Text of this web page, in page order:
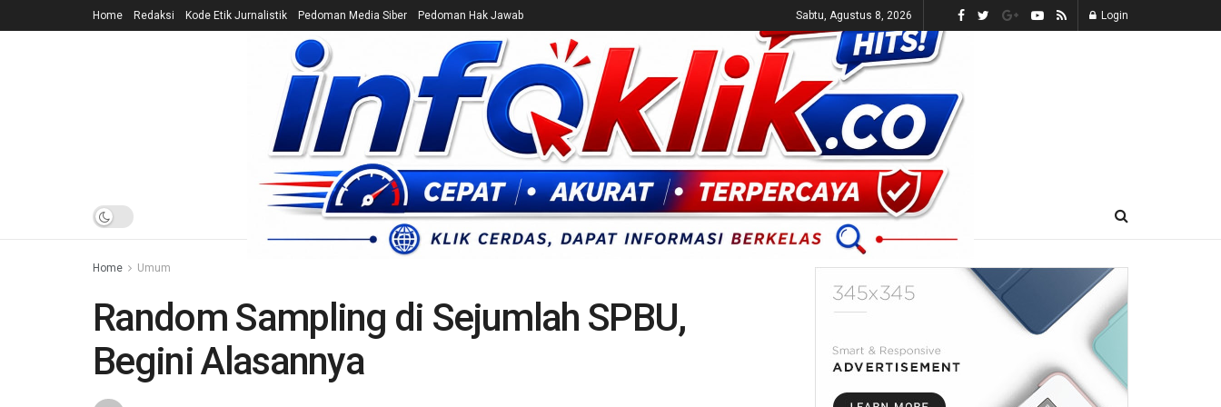
Home Redaksi Kode Etik Jurnalistik Pedoman Media Siber Pedoman Hak Jawab Sabtu, Agustus 8, 2026 Login
HOME NEWS CEK FAKTA ENTERTAINMENT BREAKING NEWS UMUM E-KORAN LIVE TV
Home Umum
Random Sampling di Sejumlah SPBU,
Begini Alasannya